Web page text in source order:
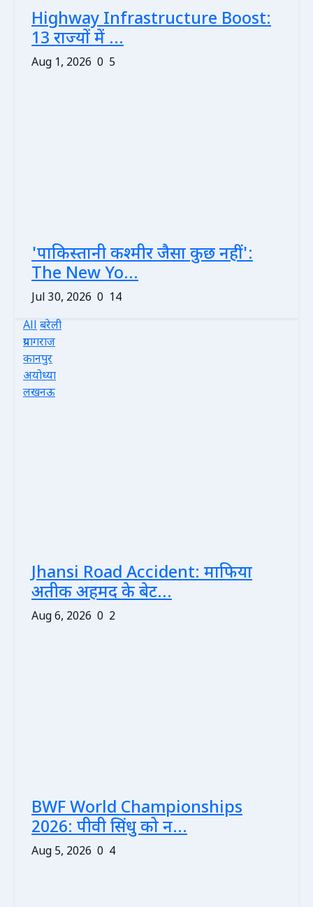
Highway Infrastructure Boost:
13 राज्यों में ...
Aug 1, 2026 0 5
'पाकिस्तानी कश्मीर जैसा कुछ नहीं':
The New Yo...
Jul 30, 2026 0 14
Allबरेली
प्रयागराज
कानपुर
अयोध्या
लखनऊ
Jhansi Road Accident: माफिया
अतीक अहमद के बेट...
Aug 6, 2026 0 2
BWF World Championships
2026: पीवी सिंधु को न...
Aug 5, 2026 0 4